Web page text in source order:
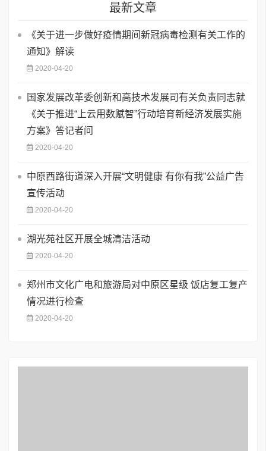
最新文章
《关于进一步做好疫情期间新冠病毒检测有关工作的
通知》解读
2020-04-20
国家发展改革委创新和高技术发展司有关负责同志就
《关于推进“上云用数赋智”行动培育新经济发展实施
方案》答记者问
2020-04-20
中原西路街道深入开展“文明健康 有你有我”公益广告
宣传活动
2020-04-20
湖光苑社区开展全城清洁活动
2020-04-20
郑州市文化广电和旅游局对中原区星级 饭店复工复产
情况进行检查
2020-04-20